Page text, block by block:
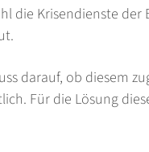
die Krisendienste der
darauf, ob diesem
Für die Lösung